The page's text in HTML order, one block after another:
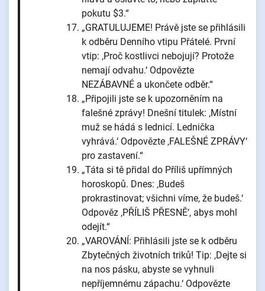
pokutu $3.“
„GRATULUJEME! Právě jste se přihlásili
k odběru Denního vtipu Přátelé. První
vtip: ‚Proč kostlivci nebojují? Protože
nemají odvahu.‘ Odpovězte
NEZÁBAVNÉ a ukončete odběr.“
„Připojili jste se k upozorněním na
falešné zprávy! Dnešní titulek: ‚Místní
muž se hádá s lednicí. Lednička
vyhrává.‘ Odpovězte ‚FALEŠNÉ ZPRÁVY‘
pro zastavení.“
„Táta si tě přidal do Příliš upřímných
horoskopů. Dnes: ‚Budeš
prokrastinovat; všichni víme, že budeš.‘
Odpověz ‚PŘÍLIŠ PŘESNĚ‘, abys mohl
odejít.“
„VAROVÁNÍ: Přihlásili jste se k odběru
Zbytečných životních triků! Tip: ‚Dejte si
na nos pásku, abyste se vyhnuli
nepříjemnému zápachu.‘ Odpovězte